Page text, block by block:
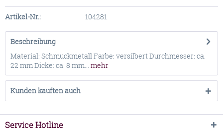
Artikel-Nr.: 104281
Beschreibung
Material: Schmuckmetall Farbe: versilbert Durchmesser: ca.
22 mm Dicke: ca. 8 mm... mehr
Kunden kauften auch
Service Hotline